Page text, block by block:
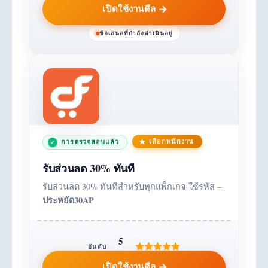
เปิดใช้งานดีล
ข้อเสนอที่กำลังดำเนินอยู่
การตรวจสอบแล้ว เลือกพนักงาน
รับส่วนลด 30% ทันที
รับส่วนลด 30% ทันทีสำหรับทุกแพ็กเกจ ใช้รหัส –
ประหยัด30AP
อันดับ 5